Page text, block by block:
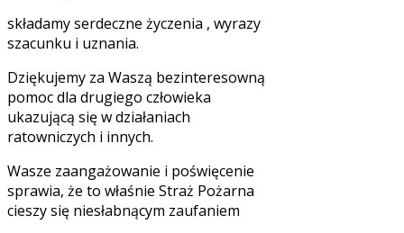
składamy serdeczne życzenia , wyrazy
szacunku i uznania.
Dziękujemy za Waszą bezinteresowną
pomoc dla drugiego człowieka
ukazującą się w działaniach
ratowniczych i innych.
Wasze zaangażowanie i poświęcenie
sprawia, że to właśnie Straż Pożarna
cieszy się niesłabnącym zaufaniem